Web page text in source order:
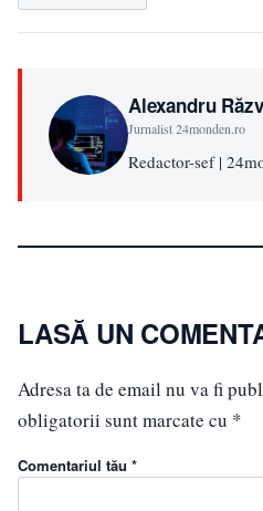
Alexandru
Jurnalist 24monden.ro
Redactor-sef |
LASĂ UN
Adresa ta de email nu va fi
obligatorii sunt marcate cu *
Comentariul tău *